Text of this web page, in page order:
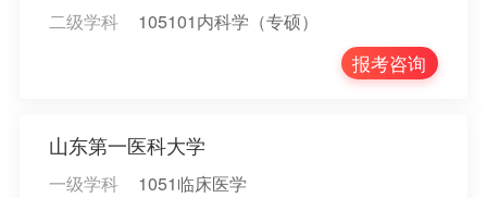
二级学科
105101内科学（专硕）
报考咨询
山东第一医科大学
一级学科
1051临床医学